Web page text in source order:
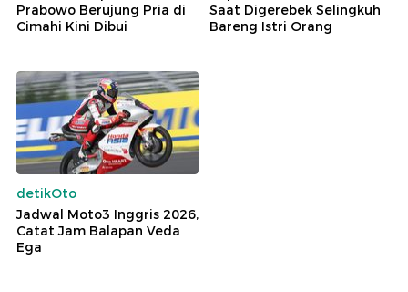
Prabowo Berujung Pria di
Cimahi Kini Dibui
Saat Digerebek Selingkuh
Bareng Istri Orang
detikOto
Jadwal Moto3 Inggris 2026,
Catat Jam Balapan Veda
Ega